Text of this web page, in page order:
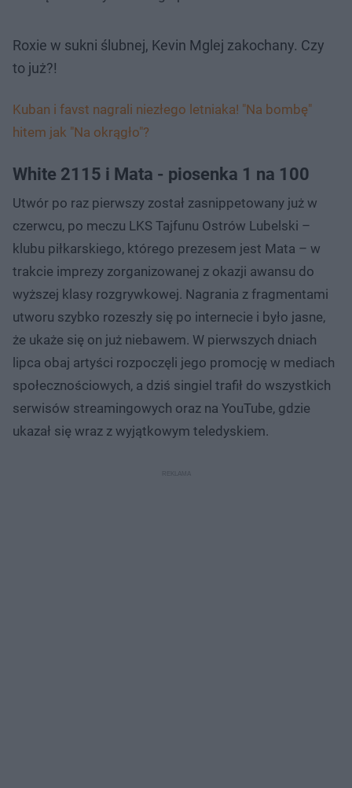
Roxie w sukni ślubnej, Kevin Mglej zakochany. Czy
to już?!
Kuban i favst nagrali niezłego letniaka! "Na bombę"
hitem jak "Na okrągło"?
White 2115 i Mata - piosenka 1 na 100
Utwór po raz pierwszy został zasnippetowany już w
czerwcu, po meczu LKS Tajfunu Ostrów Lubelski –
klubu piłkarskiego, którego prezesem jest Mata – w
trakcie imprezy zorganizowanej z okazji awansu do
wyższej klasy rozgrywkowej. Nagrania z fragmentami
utworu szybko rozeszły się po internecie i było jasne,
że ukaże się on już niebawem. W pierwszych dniach
lipca obaj artyści rozpoczęli jego promocję w mediach
społecznościowych, a dziś singiel trafił do wszystkich
serwisów streamingowych oraz na YouTube, gdzie
ukazał się wraz z wyjątkowym teledyskiem.